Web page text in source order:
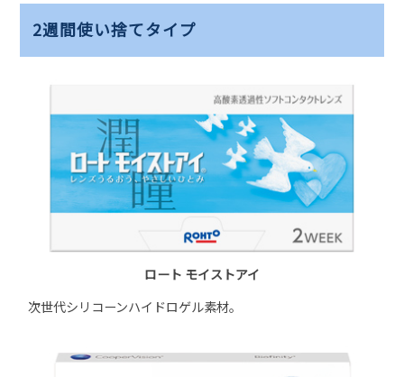
2週間使い捨てタイプ
ロート モイストアイ
次世代シリコーンハイドロゲル素材。